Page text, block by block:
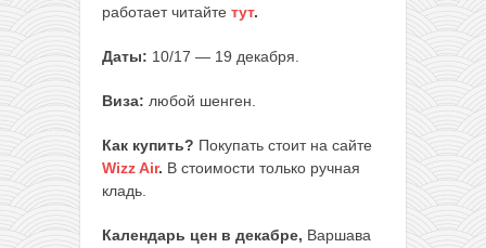
работает читайте тут.
Даты: 10/17 — 19 декабря.
Виза: любой шенген.
Как купить? Покупать стоит на сайте
Wizz Air. В стоимости только ручная
кладь.
Календарь цен в декабре, Варшава